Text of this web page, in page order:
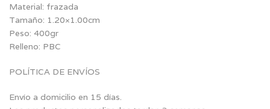
Material: frazada
Tamaño: 1.20×1.00cm
Peso: 400gr
Relleno: PBC
POLÍTICA DE ENVÍOS
Envío a domicilio en 15 días.